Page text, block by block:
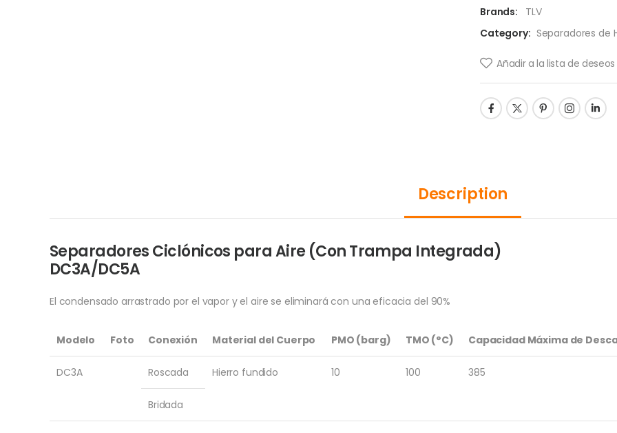
Brands:
TLV
Category: Separadores de
Añadir a la lista de deseos
Description
Separadores Ciclónicos para Aire (Con Trampa Integrada)
DC3A/DC5A
El condensado arrastrado por el vapor y el aire se eliminará con una eficacia del 90%
Modelo Foto Conexión Material del Cuerpo PMO (barg) TMO (°C) Capacidad Máxima de
DC3A Roscada Hierro fundido 10 100 385
Bridada